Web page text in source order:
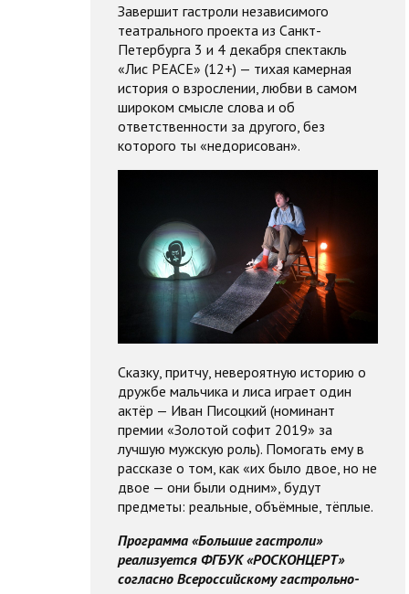
Завершит гастроли независимого
театрального проекта из Санкт-
Петербурга 3 и 4 декабря спектакль
«Лис PEACE» (12+) — тихая камерная
история о взрослении, любви в самом
широком смысле слова и об
ответственности за другого, без
которого ты «недорисован».
Сказку, притчу, невероятную историю о
дружбе мальчика и лиса играет один
актёр — Иван Писоцкий (номинант
премии «Золотой софит 2019» за
лучшую мужскую роль). Помогать ему в
рассказе о том, как «их было двое, но не
двое — они были одним», будут
предметы: реальные, объёмные, тёплые.
Программа «Большие гастроли»
реализуется ФГБУК «РОСКОНЦЕРТ»
согласно Всероссийскому гастрольно-